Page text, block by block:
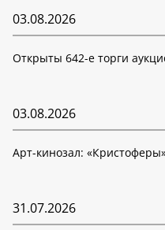
03.08.2026
Открыты 642-е торги
03.08.2026
Арт-кинозал:
31.07.2026